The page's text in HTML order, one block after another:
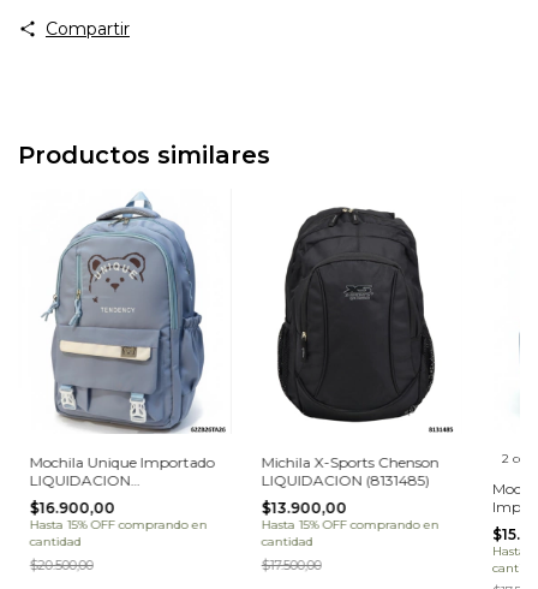
Compartir
Productos similares
Mochila Unique Importado
LIQUIDACION
(62ZB26TA26)
$16.900,00
Hasta 15% OFF comprando en
cantidad
$20.500,00
Michila X-Sports Chenson
LIQUIDACION (8131485)
$13.900,00
Hasta 15% OFF comprando en
cantidad
$17.500,00
2
Hasta